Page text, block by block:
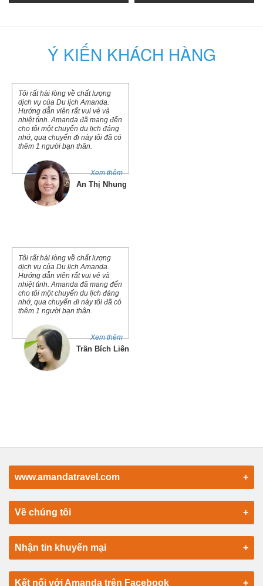
Ý KIẾN KHÁCH HÀNG
Tôi rất hài lòng về chất lượng
dịch vụ của Du lịch Amanda.
Hướng dẫn viên rất vui vẻ và
nhiệt tình. Amanda đã mang đến
cho tôi một chuyến du lịch đáng
nhớ, qua chuyến đi này tôi đã có
thêm 1 người bạn thân.
Xem thêm
An Thị Nhung
Tôi rất hài lòng về chất lượng
dịch vụ của Du lịch Amanda.
Hướng dẫn viên rất vui vẻ và
nhiệt tình. Amanda đã mang đến
cho tôi một chuyến du lịch đáng
nhớ, qua chuyến đi này tôi đã có
thêm 1 người bạn thân.
Xem thêm
Trần Bích Liên
www.amandatravel.com +
Về chúng tôi +
Nhận tin khuyến mại +
Kết nối với Amanda trên Facebook +